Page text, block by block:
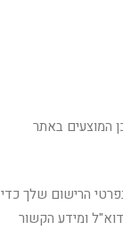
המוצעים באתר
הרישום שלך כדי
ומידע הקשור